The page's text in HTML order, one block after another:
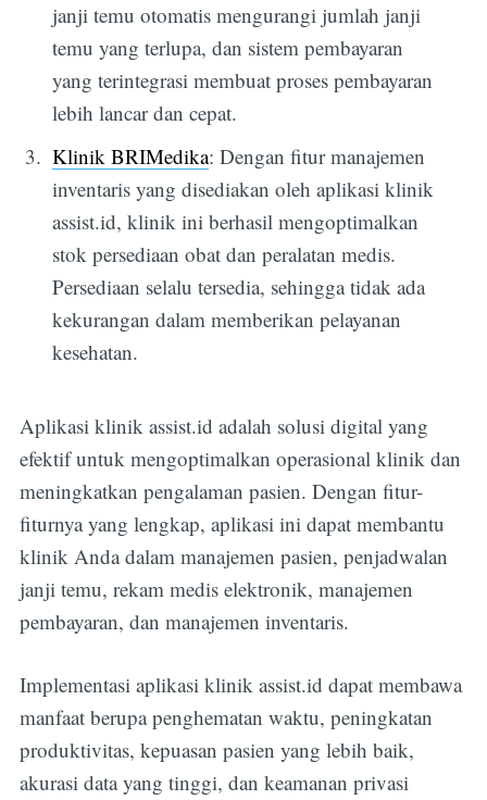
janji temu otomatis mengurangi jumlah janji
temu yang terlupa, dan sistem pembayaran
yang terintegrasi membuat proses pembayaran
lebih lancar dan cepat.
Klinik BRIMedika: Dengan fitur manajemen
inventaris yang disediakan oleh aplikasi klinik
assist.id, klinik ini berhasil mengoptimalkan
stok persediaan obat dan peralatan medis.
Persediaan selalu tersedia, sehingga tidak ada
kekurangan dalam memberikan pelayanan
kesehatan.
Aplikasi klinik assist.id adalah solusi digital yang
efektif untuk mengoptimalkan operasional klinik dan
meningkatkan pengalaman pasien. Dengan fitur-
fiturnya yang lengkap, aplikasi ini dapat membantu
klinik Anda dalam manajemen pasien, penjadwalan
janji temu, rekam medis elektronik, manajemen
pembayaran, dan manajemen inventaris.
Implementasi aplikasi klinik assist.id dapat membawa
manfaat berupa penghematan waktu, peningkatan
produktivitas, kepuasan pasien yang lebih baik,
akurasi data yang tinggi, dan keamanan privasi